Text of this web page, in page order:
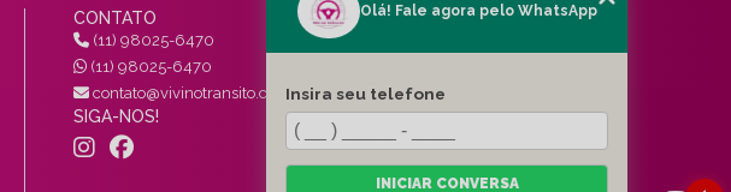
CONTATO
(11) 98025-6470
(11) 98025-6470
contato@vivinotransito.com.br
SIGA-NOS!
MENU
SERVIÇOS
CONTATO
CATEGORIAS
Olá! Fale agora pelo WhatsApp
Insira seu telefone
INICIAR CONVERSA